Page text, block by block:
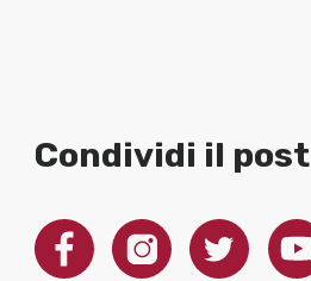
Condividi il post